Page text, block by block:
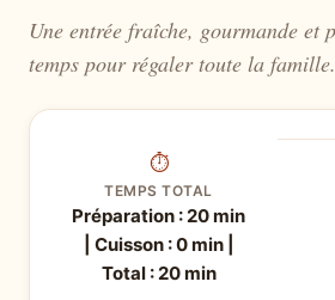
Une entrée fraîche, gourmande et
temps pour régaler toute la famille.
⏱
TEMPS TOTAL
Préparation : 20 min
| Cuisson : 0 min |
Total : 20 min